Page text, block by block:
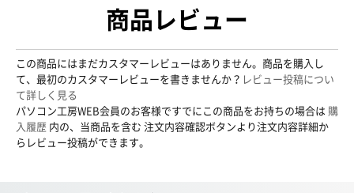
商品レビュー
この商品にはまだカスタマーレビューはありません。商品を購入し
て、最初のカスタマーレビューを書きませんか？ レビュー投稿につい
て詳しく見る
パソコン工房WEB会員のお客様ですでにこの商品をお持ちの場合は 購
入履歴 内の、当商品を含む 注文内容確認ボタンより注文内容詳細か
らレビュー投稿ができます。